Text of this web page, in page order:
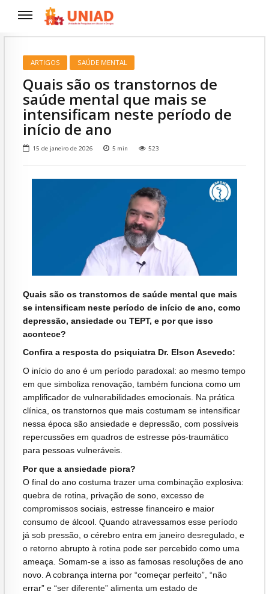
ARTIGOS SAÚDE MENTAL
Quais são os transtornos de
saúde mental que mais se
intensificam neste período de
início de ano
15 de janeiro de 2026 5 min 523
Quais são os transtornos de saúde mental que mais
se intensificam neste período de início de ano, como
depressão, ansiedade ou TEPT, e por que isso
acontece?
Confira a resposta do psiquiatra Dr. Elson Asevedo:
O início do ano é um período paradoxal: ao mesmo tempo
em que simboliza renovação, também funciona como um
amplificador de vulnerabilidades emocionais. Na prática
clínica, os transtornos que mais costumam se intensificar
nessa época são ansiedade e depressão, com possíveis
repercussões em quadros de estresse pós-traumático
para pessoas vulneráveis.
Por que a ansiedade piora?
O final do ano costuma trazer uma combinação explosiva:
quebra de rotina, privação de sono, excesso de
compromissos sociais, estresse financeiro e maior
consumo de álcool. Quando atravessamos esse período
já sob pressão, o cérebro entra em janeiro desregulado, e
o retorno abrupto à rotina pode ser percebido como uma
ameaça. Somam-se a isso as famosas resoluções de ano
novo. A cobrança interna por “começar perfeito”, “não
errar” e “ser diferente” alimenta um estado de